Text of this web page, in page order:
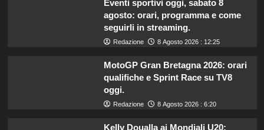
Eventi sportivi oggi, sabato 8
agosto: orari, programma e come
seguirli in streaming.
Redazione 8 Agosto 2026 : 12:25
MotoGP Gran Bretagna 2026: orari
qualifiche e Sprint Race su TV8
oggi.
Redazione 8 Agosto 2026 : 6:20
Kelly Doualla ai Mondiali U20: